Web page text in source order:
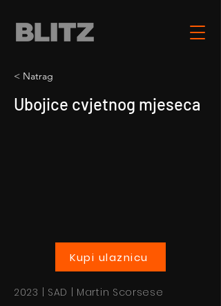
< Natrag
Ubojice cvjetnog mjeseca
Kupi ulaznicu
2023 | SAD | Martin Scorsese